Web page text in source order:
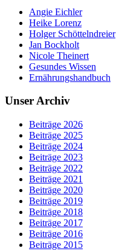
Angie Eichler
Heike Lorenz
Holger Schöttelndreier
Jan Bockholt
Nicole Theinert
Gesundes Wissen
Ernährungshandbuch
Unser Archiv
Beiträge 2026
Beiträge 2025
Beiträge 2024
Beiträge 2023
Beiträge 2022
Beiträge 2021
Beiträge 2020
Beiträge 2019
Beiträge 2018
Beiträge 2017
Beiträge 2016
Beiträge 2015